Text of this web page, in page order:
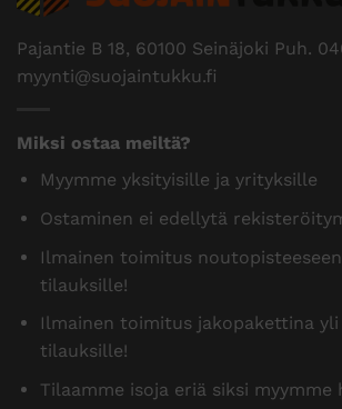
Pajantie B 18, 60100 Seinäjoki Puh.
myynti@suojaintukku.fi
Miksi ostaa meiltä?
Myymme yksityisille ja yrityksille
Ostaminen ei edellytä
Ilmainen toimitus
tilauksille!
Ilmainen toimitus jakopakettina
tilauksille!
Tilaamme isoja eriä siksi myymme